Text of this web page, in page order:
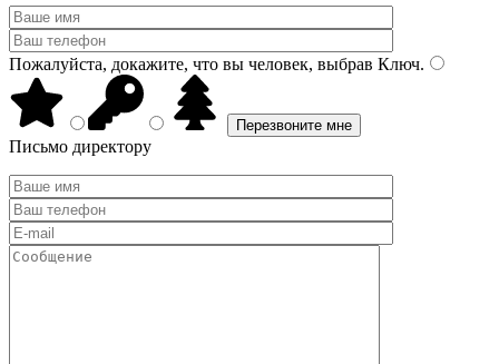
Пожалуйста, докажите, что вы человек, выбрав Ключ.
Письмо директору